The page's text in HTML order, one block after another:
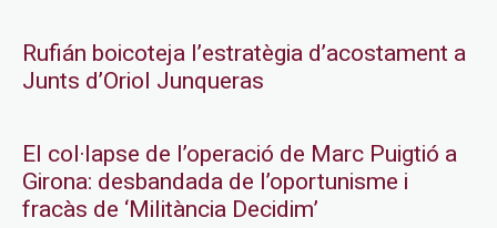
Rufián boicoteja l’estratègia d’acostament a
Junts d’Oriol Junqueras
El col·lapse de l’operació de Marc Puigtió a
Girona: desbandada de l’oportunisme i
fracàs de ‘Militància Decidim’